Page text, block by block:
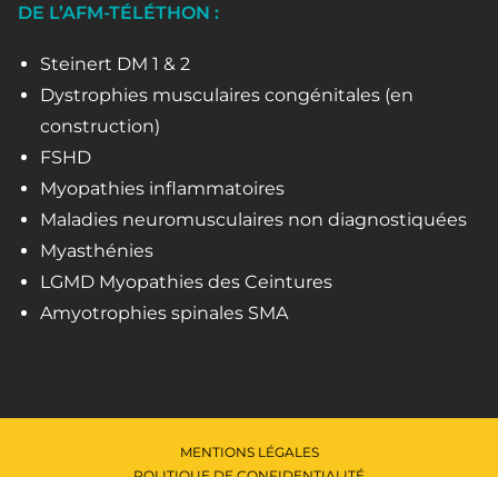
DE L’AFM-TÉLÉTHON :
Steinert DM 1 & 2
Dystrophies musculaires congénitales (en
construction)
FSHD
Myopathies inflammatoires
Maladies neuromusculaires non diagnostiquées
Myasthénies
LGMD Myopathies des Ceintures
Amyotrophies spinales SMA
MENTIONS LÉGALES